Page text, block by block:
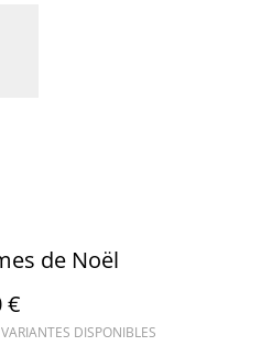
de Noël
€
DISPONIBLES